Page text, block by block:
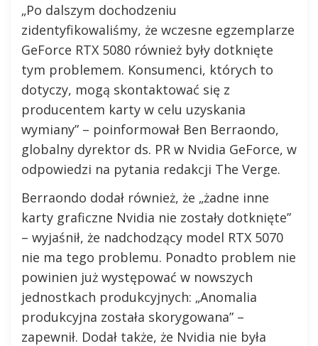
„Po dalszym dochodzeniu
zidentyfikowaliśmy, że wczesne egzemplarze
GeForce RTX 5080 również były dotknięte
tym problemem. Konsumenci, których to
dotyczy, mogą skontaktować się z
producentem karty w celu uzyskania
wymiany” – poinformował Ben Berraondo,
globalny dyrektor ds. PR w Nvidia GeForce, w
odpowiedzi na pytania redakcji The Verge.
Berraondo dodał również, że „żadne inne
karty graficzne Nvidia nie zostały dotknięte”
– wyjaśnił, że nadchodzący model RTX 5070
nie ma tego problemu. Ponadto problem nie
powinien już występować w nowszych
jednostkach produkcyjnych: „Anomalia
produkcyjna została skorygowana” –
zapewnił. Dodał także, że Nvidia nie była